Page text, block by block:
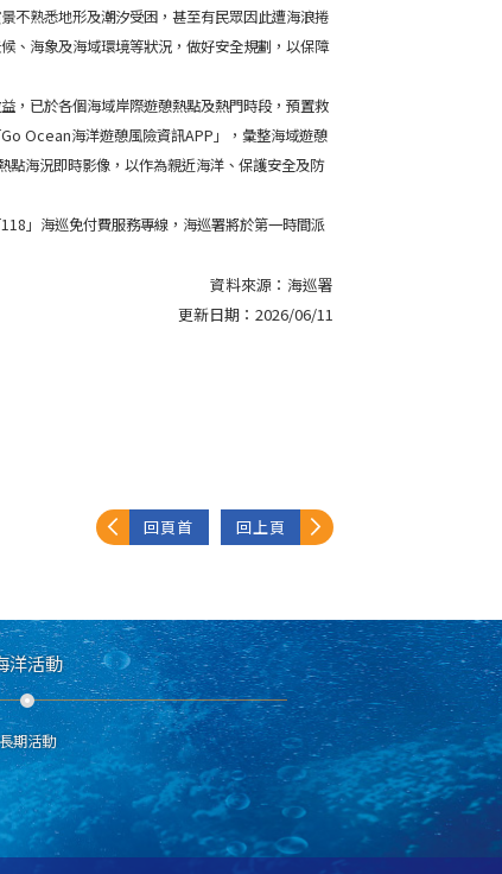
不熟悉地形及潮汐受困，甚至有民眾因此遭海浪捲
、海象及海域環境等狀況，做好安全規劃，以保障
，已於各個海域岸際遊憩熱點及熱門時段，預置救
Ocean海洋遊憩風險資訊APP」，彙整海域遊憩
海況即時影像，以作為親近海洋、保護安全及防
」海巡免付費服務專線，海巡署將於第一時間派
資料來源： 海巡署
更新日期： 2026/06/11
回頁首 回上頁
洋活動
長期活動